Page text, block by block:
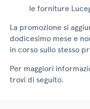
le forniture
La promozione si
dodicesimo mese e
in corso sullo stesso
Per maggiori
trovi di seguito.